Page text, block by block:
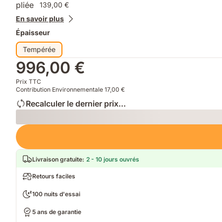
139,00 €
En savoir plus
Épaisseur
Tempérée
996,00 €
Prix TTC
Contribution Environnementale 17,00 €
Recalculer le dernier prix...
Loading
Livraison gratuite: 2 - 10 jours ouvrés
Retours faciles
100 nuits d'essai
5 ans de garantie